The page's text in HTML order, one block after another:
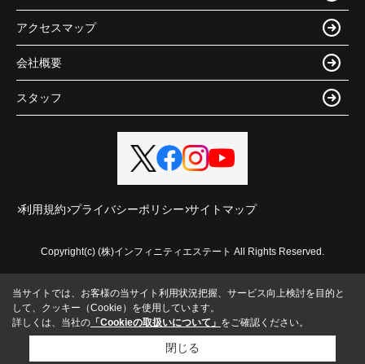
アクセスマップ
会社概要
スタッフ
利用規約 プライバシーポリシー サイトマップ
Copyright(c) (株)インフィニティエステート All Rights Reserved.
当サイトでは、お客様の当サイト利用状況把握、サービス向上検討を目的と
して、クッキー（Cookie）を使用しています。
詳しくは、当社の 「Cookieの取扱いについて」 をご確認ください。
閉じる